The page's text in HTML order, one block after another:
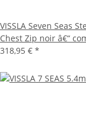
VISSLA Seven Seas
Chest Zip noir â€“
318,95 € *